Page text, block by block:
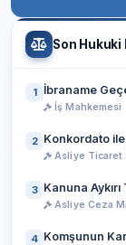
Son
1 İbraname
İş Mahkemesi
2 Konkordato
Asliye Ticaret
3 Kanuna Aykırı
Asliye Ceza
4 Komşunun